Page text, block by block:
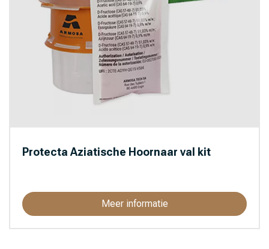
Protecta Aziatische Hoornaar val kit
Meer informatie